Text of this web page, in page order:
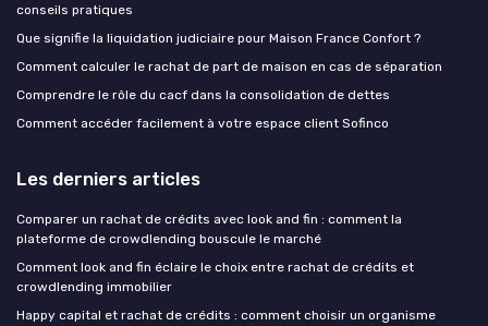
conseils pratiques
Que signifie la liquidation judiciaire pour Maison France Confort ?
Comment calculer le rachat de part de maison en cas de séparation
Comprendre le rôle du cacf dans la consolidation de dettes
Comment accéder facilement à votre espace client Sofinco
Les derniers articles
Comparer un rachat de crédits avec look and fin : comment la
plateforme de crowdlending bouscule le marché
Comment look and fin éclaire le choix entre rachat de crédits et
crowdlending immobilier
Happy capital et rachat de crédits : comment choisir un organisme